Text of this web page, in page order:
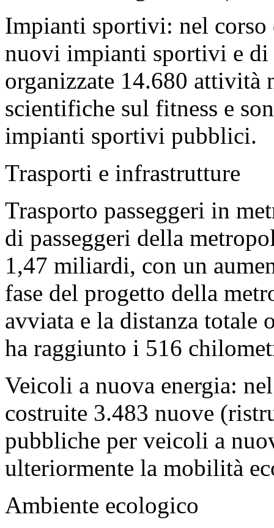
Impianti sportivi: nel
nuovi impianti sportivi e di
organizzate 14.680 attività
scientifiche sul fitness e
impianti sportivi pubblici.
Trasporti e infrastrutture
Trasporto passeggeri in
di passeggeri della
1,47 miliardi, con un
fase del progetto della
avviata e la distanza totale
ha raggiunto i 516
Veicoli a nuova energia:
costruite 3.483 nuove
pubbliche per veicoli a
ulteriormente la mobilità
Ambiente ecologico